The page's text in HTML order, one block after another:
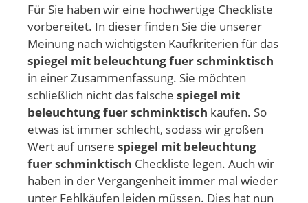
Für Sie haben wir eine hochwertige Checkliste
vorbereitet. In dieser finden Sie die unserer
Meinung nach wichtigsten Kaufkriterien für das
spiegel mit beleuchtung fuer schminktisch
in einer Zusammenfassung. Sie möchten
schließlich nicht das falsche spiegel mit
beleuchtung fuer schminktisch kaufen. So
etwas ist immer schlecht, sodass wir großen
Wert auf unsere spiegel mit beleuchtung
fuer schminktisch Checkliste legen. Auch wir
haben in der Vergangenheit immer mal wieder
unter Fehlkäufen leiden müssen. Dies hat nun